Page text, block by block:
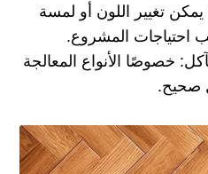
يمكن تغيير اللون أو لمسة
احتياجات المشروع.
خصوصًا الأنواع المعالجة
صحيح.